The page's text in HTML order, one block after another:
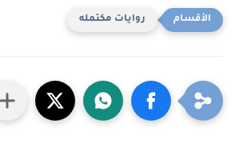
روايات مكتمله